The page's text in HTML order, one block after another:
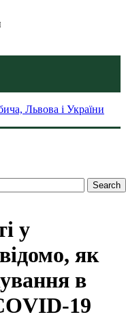
Львова і України
у
як
в
19